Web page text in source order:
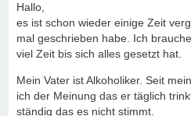
Hallo,
es ist schon wieder einige Zeit
mal geschrieben habe. Ich
viel Zeit bis sich alles gesetzt hat.
Mein Vater ist Alkoholiker. Seit
ich der Meinung das er täglich
ständig das es nicht stimmt.